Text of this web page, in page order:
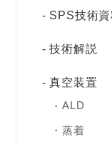
SPS技術資
技術解説
真空装置
ALD
蒸着